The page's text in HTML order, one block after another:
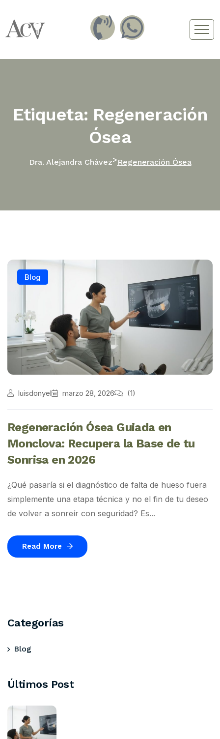
Etiqueta: Regeneración
Ósea
Dra. Alejandra Chávez>Regeneración Ósea
Blog
luisdonyel marzo 28, 2026 (1)
Regeneración Ósea Guiada en
Monclova: Recupera la Base de tu
Sonrisa en 2026
¿Qué pasaría si el diagnóstico de falta de hueso fuera
simplemente una etapa técnica y no el fin de tu deseo
de volver a sonreír con seguridad? Es...
Read More
Categorías
Blog
Últimos Post